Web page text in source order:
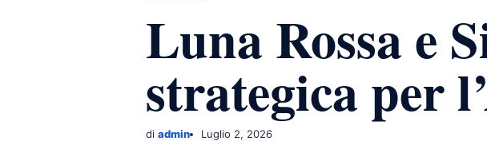
Luna Rossa e
strategica per
di admin Luglio 2, 2026